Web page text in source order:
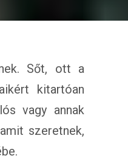
Sőt, ott a
kitartóan
vagy annak
szeretnek,